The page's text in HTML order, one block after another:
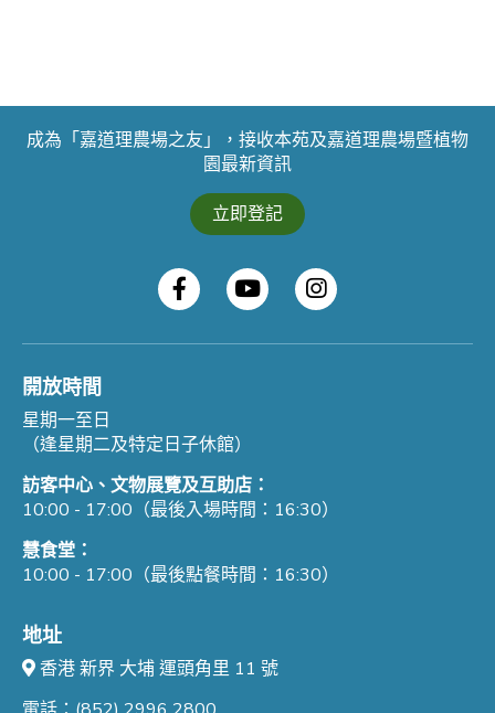
成為「嘉道理農場之友」，接收本苑及嘉道理農場暨植物
園最新資訊
立即登記
開放時間
星期一至日
（逢星期二及特定日子休館）
訪客中心、文物展覽及互助店：
10:00 - 17:00（最後入場時間：16:30）
慧食堂：
10:00 - 17:00（最後點餐時間：16:30）
地址
香港 新界 大埔 運頭角里 11 號